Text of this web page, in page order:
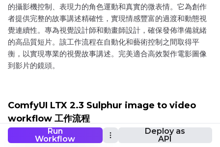
Run
Workflow
Deploy as
API
的攝影機控制、表現力的角色運動和真實的微表情。它為創作
者提供完整的故事講述精確性，實現情感豐富的過渡和動態視
覺連續性。專為視覺設計師和動畫師設計，確保發佈準備就緒
的高品質短片。該工作流程在自動化和藝術控制之間取得平
衡，以實現專業的視覺故事講述。完美適合高效製作電影圖像
到影片的鏡頭。
ComfyUI LTX 2.3 Sulphur image to video
workflow 工作流程